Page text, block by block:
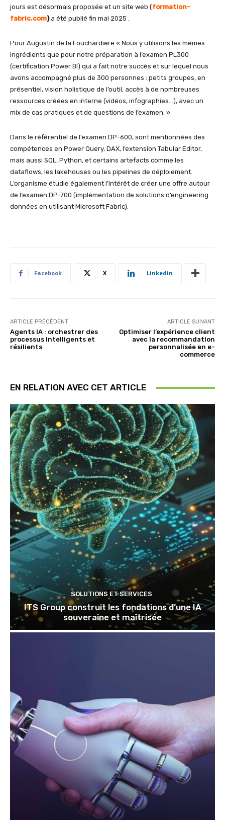
jours est désormais proposée et un site web (formation-
fabric.com)a été publié fin mai 2025 .
Pour Augustin de la Fouchardiere « Nous y utilisons les mêmes
ingrédients que pour notre préparation à l’examen PL300
(certification Power BI) qui a fait notre succès et sur lequel nous
avons accompagné plus de 300 personnes : petits groupes, en
présentiel, vision holistique de l’outil, accès à de nombreuses
ressources créées en interne (vidéos, infographies…), avec un
mix de cas pratiques et de questions de l’examen. »
Dans le référentiel de l’examen DP-600, sont mentionnées des
compétences en Power Query, DAX, l’extension Tabular Editor,
mais aussi SQL, Python, et certains artefacts comme les
dataflows, les lakehouses ou les pipelines de déploiement.
L’organisme étudie également l’intérêt de créer une offre autour
de l’examen DP-700 (implémentation de solutions d’engineering
données en utilisant Microsoft Fabric).
Facebook X Linkedin
ARTICLE PRÉCÉDENT
Agents IA : orchestrer des
processus intelligents et
résilients
ARTICLE SUIVANT
Optimiser l’expérience client
avec la recommandation
personnalisée en e-
commerce
EN RELATION AVEC CET ARTICLE
SOLUTIONS ET SERVICES
ITS Group construit les fondations d’une IA
souveraine et maîtrisée